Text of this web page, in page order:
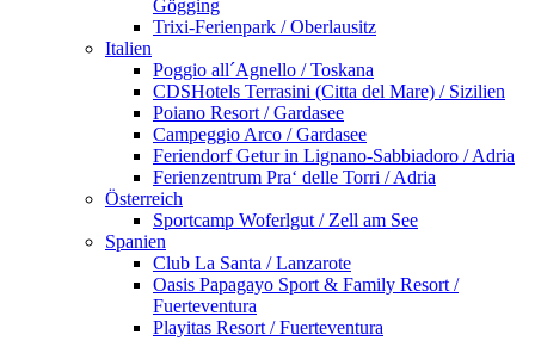
Gögging
Trixi-Ferienpark / Oberlausitz
Italien
Poggio all´Agnello / Toskana
CDSHotels Terrasini (Citta del Mare) / Sizilien
Poiano Resort / Gardasee
Campeggio Arco / Gardasee
Feriendorf Getur in Lignano-Sabbiadoro / Adria
Ferienzentrum Pra‘ delle Torri / Adria
Österreich
Sportcamp Woferlgut / Zell am See
Spanien
Club La Santa / Lanzarote
Oasis Papagayo Sport & Family Resort /
Fuerteventura
Playitas Resort / Fuerteventura